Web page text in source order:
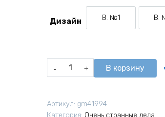
Дизайн В. №1
Вариант №1
В.
Количество
товара
Цветок
Демогоргон
В корзину
Артикул: gm41994
Категория: Очень странные дела